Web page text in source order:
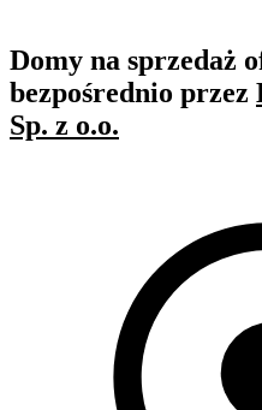
Domy na sprzedaż
bezpośrednio przez
Sp. z o.o.